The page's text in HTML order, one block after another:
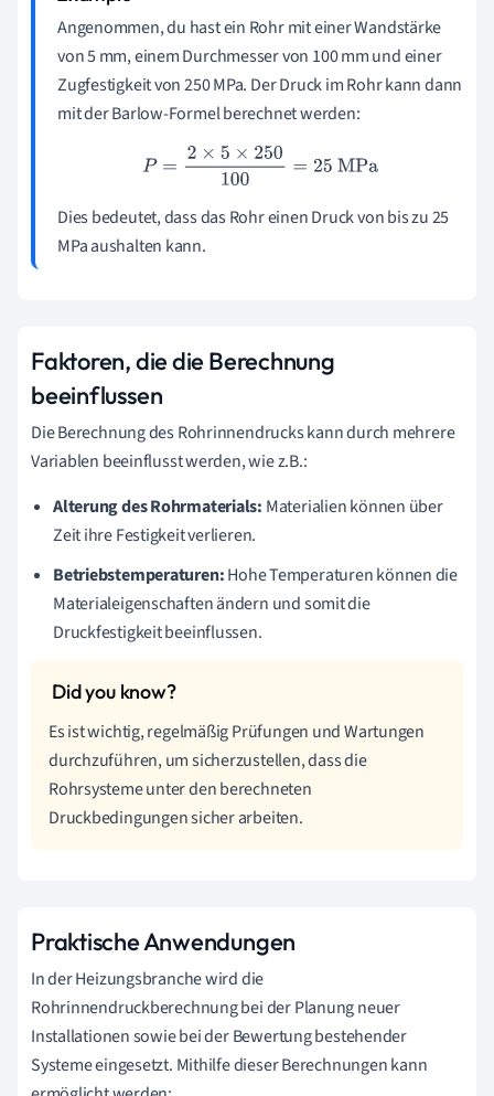
Angenommen, du hast ein Rohr mit einer Wandstärke
von 5 mm, einem Durchmesser von 100 mm und einer
Zugfestigkeit von 250 MPa. Der Druck im Rohr kann dann
mit der Barlow-Formel berechnet werden:
P=2×5×250100= 25 MPa
Dies bedeutet, dass das Rohr einen Druck von bis zu 25
MPa aushalten kann.
Faktoren, die die Berechnung
beeinflussen
Die Berechnung des Rohrinnendrucks kann durch mehrere
Variablen beeinflusst werden, wie z.B.:
Alterung des Rohrmaterials: Materialien können über
Zeit ihre Festigkeit verlieren.
Betriebstemperaturen:Hohe Temperaturen können die
Materialeigenschaften ändern und somit die
Druckfestigkeit beeinflussen.
Es ist wichtig, regelmäßig Prüfungen und Wartungen
durchzuführen, um sicherzustellen, dass die
Rohrsysteme unter den berechneten
Druckbedingungen sicher arbeiten.
Praktische Anwendungen
In der Heizungsbranche wird die
Rohrinnendruckberechnung bei der Planung neuer
Installationen sowie bei der Bewertung bestehender
Systeme eingesetzt. Mithilfe dieser Berechnungen kann